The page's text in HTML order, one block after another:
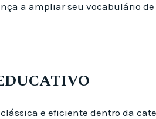
a ampliar seu vocabulário
e eficiente dentro da